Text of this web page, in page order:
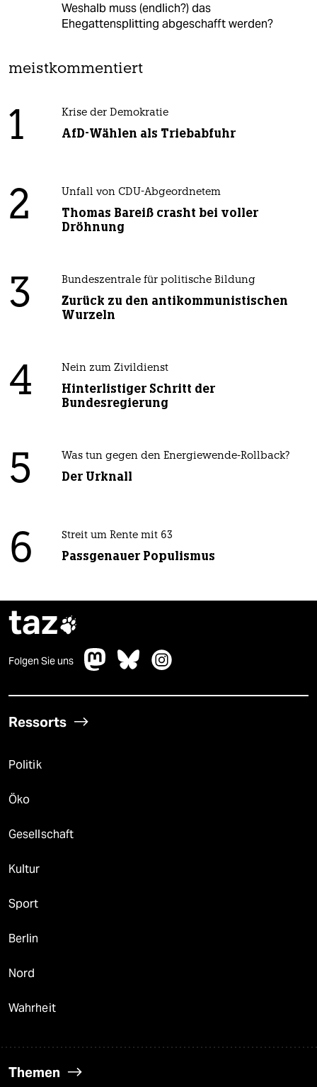
Weshalb muss (endlich?) das
Ehegattensplitting abgeschafft werden?
meistkommentiert
1 Krise der Demokratie
AfD-Wählen als Triebabfuhr
2 Unfall von CDU-Abgeordnetem
Thomas Bareiß crasht bei voller
Dröhnung
3 Bundeszentrale für politische Bildung
Zurück zu den antikommunistischen
Wurzeln
4 Nein zum Zivildienst
Hinterlistiger Schritt der
Bundesregierung
5 Was tun gegen den Energiewende-Rollback?
Der Urknall
6 Streit um Rente mit 63
Passgenauer Populismus
taz
Folgen Sie uns
Ressorts
Politik
Öko
Gesellschaft
Kultur
Sport
Berlin
Nord
Wahrheit
Themen